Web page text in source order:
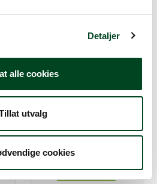
Detaljer
alle cookies
utvalg
cookies
Tekanne med sil 1,4 liter
457,50